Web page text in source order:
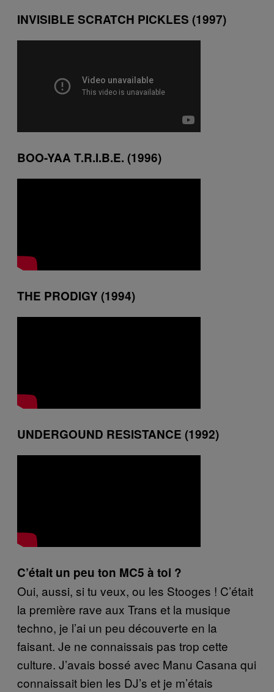
INVISIBLE SCRATCH PICKLES (1997)
BOO-YAA T.R.I.B.E. (1996)
THE PRODIGY (1994)
UNDERGOUND RESISTANCE (1992)
C’était un peu ton MC5 à toi ?
Oui, aussi, si tu veux, ou les Stooges ! C’était
la première rave aux Trans et la musique
techno, je l’ai un peu découverte en la
faisant. Je ne connaissais pas trop cette
culture. J’avais bossé avec Manu Casana qui
connaissait bien les DJ’s et je m’étais